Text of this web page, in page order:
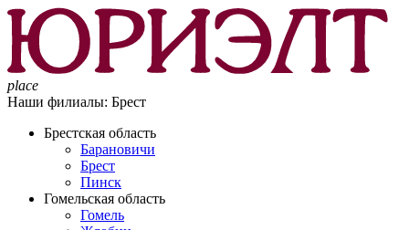
place
Наши филиалы: Брест
Брестская область
Барановичи
Брест
Пинск
Гомельская область
Гомель